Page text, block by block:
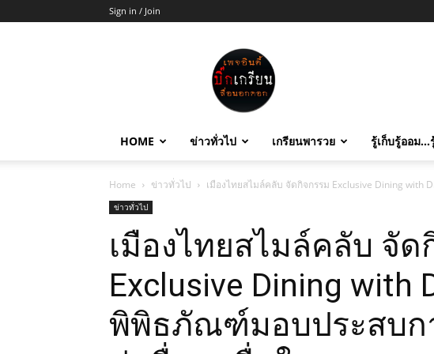
Sign in / Join
บิ๊ก
เกรียน
HOME ข่าวทั่วไป เกรียนพารวย รู้เก็บรู้ออม
Home ข่าวทั่วไป เมืองไทยสไมล์คลับ จัดกิจกรรม Exclusive Dining
ข่าวทั่วไป
เมืองไทยสไมล์คลับ จัด
Exclusive Dining with
พิพิธภัณฑ์มอบประสบก